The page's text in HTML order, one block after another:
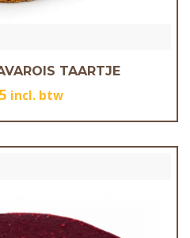
TAARTJE
incl. btw